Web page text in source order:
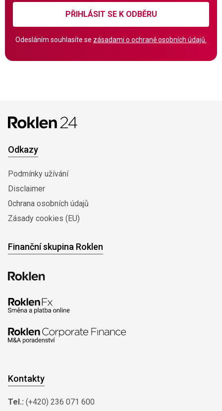
PŘIHLÁSIT SE K ODBĚRU
Odesláním souhlasíte se zásadami o ochraně osobních údajů.
Odkazy
Podmínky užívání
Disclaimer
0chrana osobních údajů
Zásady cookies (EU)
Finanční skupina Roklen
Kontakty
Tel.: (+420) 236 071 600